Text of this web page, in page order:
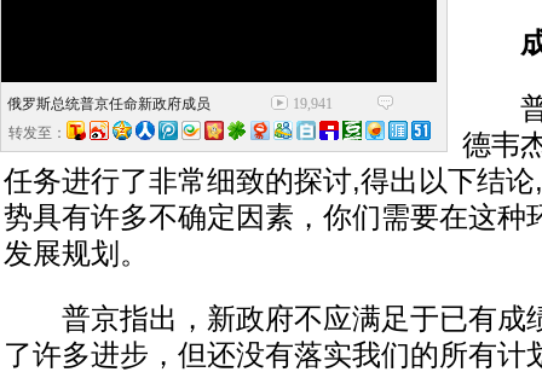
俄罗斯总统普京任命新政府成员
19,941
转发至：
普
德韦
任务进行了非常细致的探讨,得出以下结论
势具有许多不确定因素，你们需要在这种
发展规划。
普京指出，新政府不应满足于已有成
了许多进步，但还没有落实我们的所有计